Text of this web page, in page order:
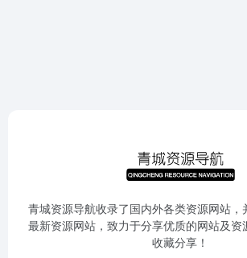
青城资源导航收录了国内外各类资源网站，
最新资源网站，致力于分享优质的网站及资
收藏分享！